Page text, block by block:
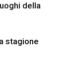
della
stagione